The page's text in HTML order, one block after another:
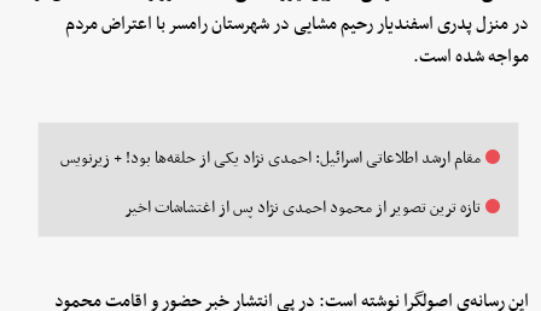
در منزل پدری اسفندیار رحیم مشایی در شهرستان رامسر با اعتراض مردم
مواجه شده است.
مقام ارشد اطلاعاتی اسرائیل: احمدی نژاد یکی از حلقه‌ها بود! + زیرنویس
تازه ترین تصویر از محمود احمدی نژاد پس از اغتشاشات اخیر
این رسانه‌ی اصولگرا نوشته است: در پی انتشار خبر حضور و اقامت محمود